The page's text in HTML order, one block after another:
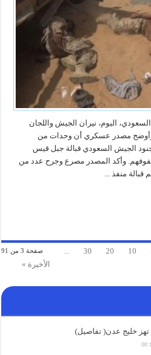
اليوم، نيران الجيش واللجان
وأوضح مصدر عسكري أن وحدات من
الجيش السعودي قبالة جبل قيس
وأكد المصدر مصرع وجرح عدد من
قبالة منفذ ...
صفحة 3 من 91 10
20
30
...
الأخيرة »
خليج عدن( تفاصيل)